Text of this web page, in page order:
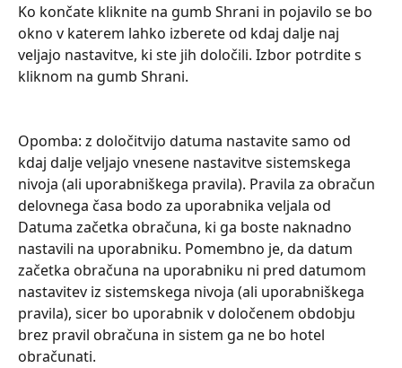
Ko končate kliknite na gumb Shrani in pojavilo se bo
okno v katerem lahko izberete od kdaj dalje naj
veljajo nastavitve, ki ste jih določili. Izbor potrdite s
kliknom na gumb Shrani.
Opomba: z določitvijo datuma nastavite samo od
kdaj dalje veljajo vnesene nastavitve sistemskega
nivoja (ali uporabniškega pravila). Pravila za obračun
delovnega časa bodo za uporabnika veljala od
Datuma začetka obračuna, ki ga boste naknadno
nastavili na uporabniku. Pomembno je, da datum
začetka obračuna na uporabniku ni pred datumom
nastavitev iz sistemskega nivoja (ali uporabniškega
pravila), sicer bo uporabnik v določenem obdobju
brez pravil obračuna in sistem ga ne bo hotel
obračunati.